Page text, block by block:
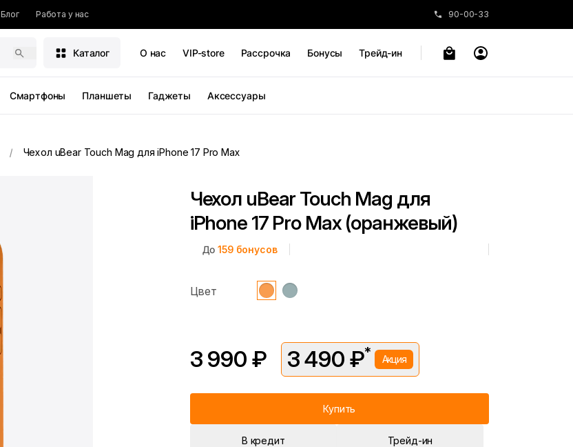
Блог Работа у нас 90-00-33
Каталог О нас VIP-store Рассрочка Бонусы Трейд-ин
Смартфоны Планшеты Гаджеты Аксессуары
Чехол uBear Touch Mag для iPhone 17 Pro Max
Чехол uBear Touch Mag для
iPhone 17 Pro Max (оранжевый)
До159бонусов
Цвет
3 990 ₽ 3 490 ₽* Акция
Цена без скидки —3 990 ₽. Подробности уточняйте у консультантов.
Купить
В кредит Трейд-ин